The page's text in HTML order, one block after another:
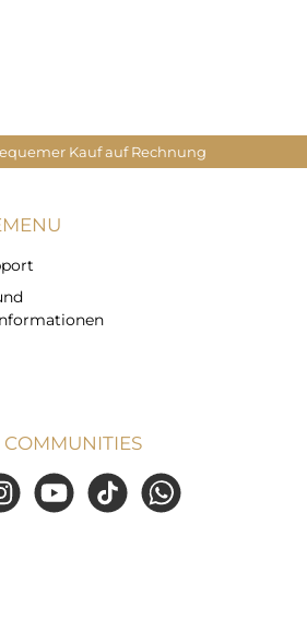
Kauf auf Rechnung
COMMUNITIES
YouTubeTikTok WhatsApp